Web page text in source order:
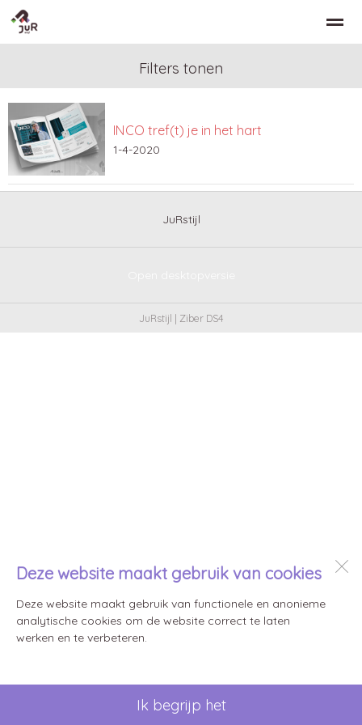
Home Zoeken Nieuws
Deze website maakt gebruik van cookies
Deze website maakt gebruik van functionele en anonieme
analytische cookies om de website correct te laten
werken en te verbeteren.
Ik begrijp het
Filters tonen
INCO tref(t) je in het hart
1-4-2020
JuRstijl
JuRstijl | Ziber DS4